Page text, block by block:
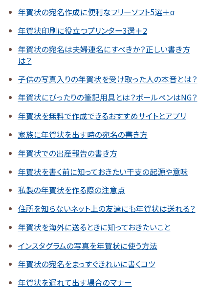
年賀状の宛名作成に便利なフリーソフト5選＋α
年賀状印刷に役立つプリンター3選＋2
年賀状の宛名は夫婦連名にすべきか？正しい書き方
は？
子供の写真入りの年賀状を受け取った人の本音とは？
年賀状にぴったりの筆記用具とは？ボールペンはNG？
年賀状を無料で作成できるおすすめサイトとアプリ
家族に年賀状を出す時の宛名の書き方
年賀状での出産報告の書き方
年賀状を書く前に知っておきたい干支の起源や意味
私製の年賀状を作る際の注意点
住所を知らないネット上の友達にも年賀状は送れる？
年賀状を海外に送るときに知っておきたいこと
インスタグラムの写真を年賀状に使う方法
年賀状の宛名をまっすぐきれいに書くコツ
年賀状を遅れて出す場合のマナー